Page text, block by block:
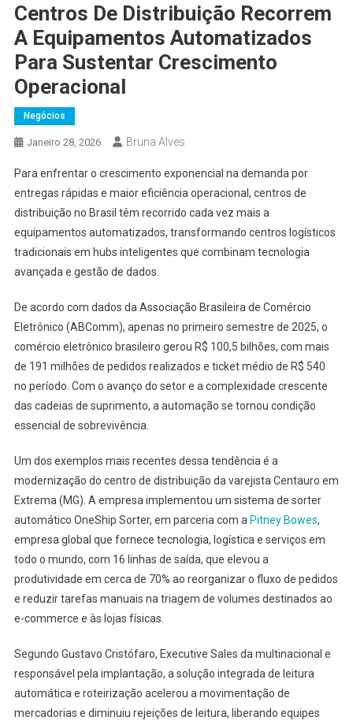
Centros De Distribuição Recorrem
A Equipamentos Automatizados
Para Sustentar Crescimento
Operacional
Negócios
Janeiro 28, 2026 Bruna Alves
Para enfrentar o crescimento exponencial na demanda por
entregas rápidas e maior eficiência operacional, centros de
distribuição no Brasil têm recorrido cada vez mais a
equipamentos automatizados, transformando centros logísticos
tradicionais em hubs inteligentes que combinam tecnologia
avançada e gestão de dados.
De acordo com dados da Associação Brasileira de Comércio
Eletrônico (ABComm), apenas no primeiro semestre de 2025, o
comércio eletrônico brasileiro gerou R$ 100,5 bilhões, com mais
de 191 milhões de pedidos realizados e ticket médio de R$ 540
no período. Com o avanço do setor e a complexidade crescente
das cadeias de suprimento, a automação se tornou condição
essencial de sobrevivência.
Um dos exemplos mais recentes dessa tendência é a
modernização do centro de distribuição da varejista Centauro em
Extrema (MG). A empresa implementou um sistema de sorter
automático OneShip Sorter, em parceria com a Pitney Bowes,
empresa global que fornece tecnologia, logística e serviços em
todo o mundo, com 16 linhas de saída, que elevou a
produtividade em cerca de 70% ao reorganizar o fluxo de pedidos
e reduzir tarefas manuais na triagem de volumes destinados ao
e-commerce e às lojas físicas.
Segundo Gustavo Cristófaro, Executive Sales da multinacional e
responsável pela implantação, a solução integrada de leitura
automática e roteirização acelerou a movimentação de
mercadorias e diminuiu rejeições de leitura, liberando equipes